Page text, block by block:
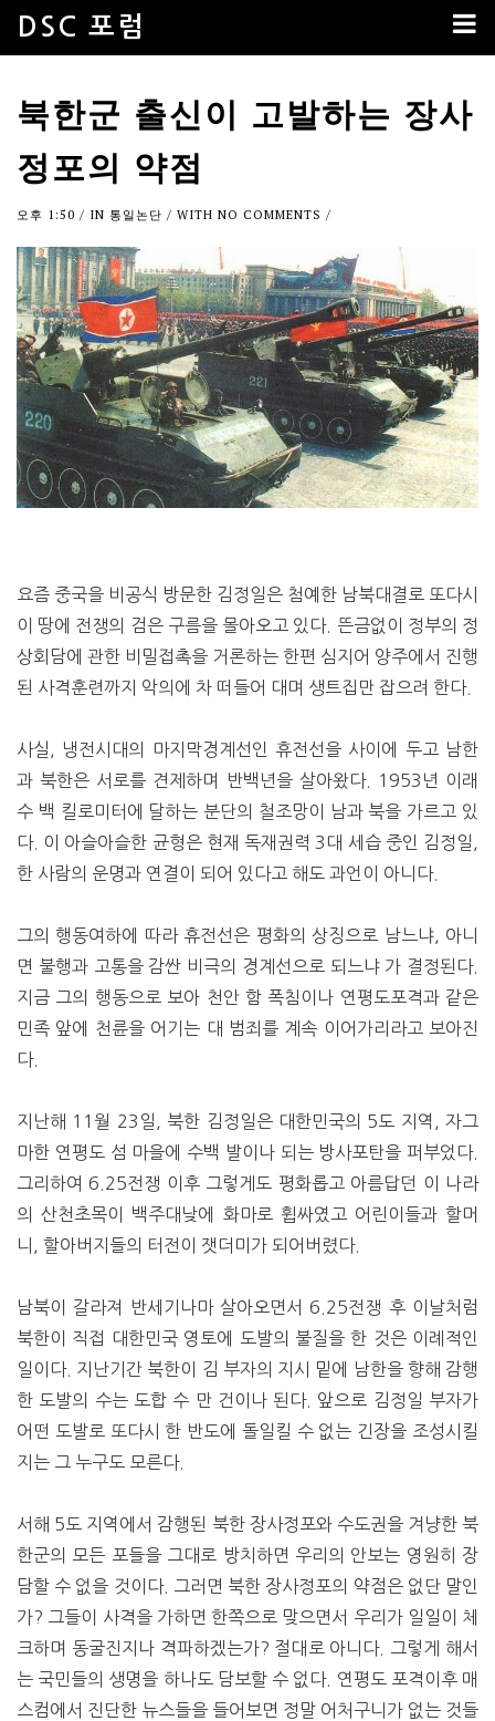
DSC 포럼
북한군 출신이 고발하는 장사
정포의 약점
오후 1:50 / IN 통일논단 / WITH NO COMMENTS /
요즘 중국을 비공식 방문한 김정일은 첨예한 남북대결로 또다시
이 땅에 전쟁의 검은 구름을 몰아오고 있다. 뜬금없이 정부의 정
상회담에 관한 비밀접촉을 거론하는 한편 심지어 양주에서 진행
된 사격훈련까지 악의에 차 떠들어 대며 생트집만 잡으려 한다.
사실, 냉전시대의 마지막경계선인 휴전선을 사이에 두고 남한
과 북한은 서로를 견제하며 반백년을 살아왔다. 1953년 이래
수 백 킬로미터에 달하는 분단의 철조망이 남과 북을 가르고 있
다. 이 아슬아슬한 균형은 현재 독재권력 3대 세습 중인 김정일,
한 사람의 운명과 연결이 되어 있다고 해도 과언이 아니다.
그의 행동여하에 따라 휴전선은 평화의 상징으로 남느냐, 아니
면 불행과 고통을 감싼 비극의 경계선으로 되느냐 가 결정된다.
지금 그의 행동으로 보아 천안 함 폭침이나 연평도포격과 같은
민족 앞에 천륜을 어기는 대 범죄를 계속 이어가리라고 보아진
다.
지난해 11월 23일, 북한 김정일은 대한민국의 5도 지역, 자그
마한 연평도 섬 마을에 수백 발이나 되는 방사포탄을 퍼부었다.
그리하여 6.25전쟁 이후 그렇게도 평화롭고 아름답던 이 나라
의 산천초목이 백주대낮에 화마로 휩싸였고 어린이들과 할머
니, 할아버지들의 터전이 잿더미가 되어버렸다.
남북이 갈라져 반세기나마 살아오면서 6.25전쟁 후 이날처럼
북한이 직접 대한민국 영토에 도발의 불질을 한 것은 이례적인
일이다. 지난기간 북한이 김 부자의 지시 밑에 남한을 향해 감행
한 도발의 수는 도합 수 만 건이나 된다. 앞으로 김정일 부자가
어떤 도발로 또다시 한 반도에 돌일킬 수 없는 긴장을 조성시킬
지는 그 누구도 모른다.
서해 5도 지역에서 감행된 북한 장사정포와 수도권을 겨냥한 북
한군의 모든 포들을 그대로 방치하면 우리의 안보는 영원히 장
담할 수 없을 것이다. 그러면 북한 장사정포의 약점은 없단 말인
가? 그들이 사격을 가하면 한쪽으로 맞으면서 우리가 일일이 체
크하며 동굴진지나 격파하겠는가? 절대로 아니다. 그렇게 해서
는 국민들의 생명을 하나도 담보할 수 없다. 연평도 포격이후 매
스컴에서 진단한 뉴스들을 들어보면 정말 어처구니가 없는 것들